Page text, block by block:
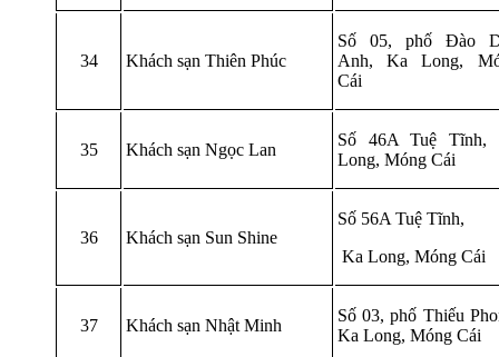
34 Khách sạn Thiên Phúc
Số 05, phố Đào
Anh, Ka Long,
Cái
35 Khách sạn Ngọc Lan
Số 46A Tuệ Tĩnh,
Long, Móng Cái
36 Khách sạn Sun Shine
Số 56A Tuệ Tĩnh,
Ka Long, Móng Cái
37 Khách sạn Nhật Minh
Số 03, phố Thiếu
Ka Long, Móng Cái